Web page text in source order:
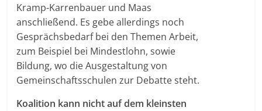
Kramp-Karrenbauer und Maas
anschließend. Es gebe allerdings noch
Gesprächsbedarf bei den Themen Arbeit,
zum Beispiel bei Mindestlohn, sowie
Bildung, wo die Ausgestaltung von
Gemeinschaftsschulen zur Debatte steht.
Koalition kann nicht auf dem kleinsten